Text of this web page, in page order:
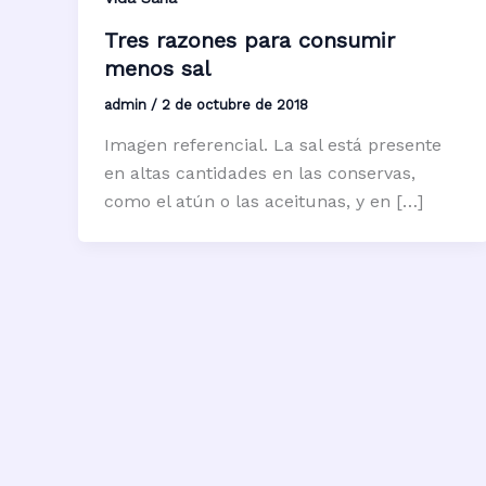
Tres razones para consumir
menos sal
admin / 2 de octubre de 2018
Imagen referencial. La sal está presente
en altas cantidades en las conservas,
como el atún o las aceitunas, y en […]